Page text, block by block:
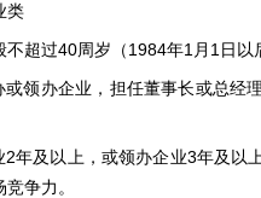
类
不超过40周岁（1984年1月1日以
或领办企业，担任董事长或总经
2年及以上，或领办企业3年及以
争力。